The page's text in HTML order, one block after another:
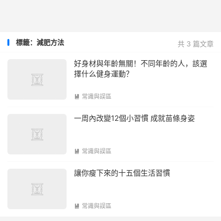
共 3 篇文章
標籤：減肥方法
好身材與年齡無關！不同年齡的人，該選
擇什么健身運動？
 常識與誤區
一周內改變12個小習慣 成就苗條身姿
 常識與誤區
讓你瘦下來的十五個生活習慣
 常識與誤區